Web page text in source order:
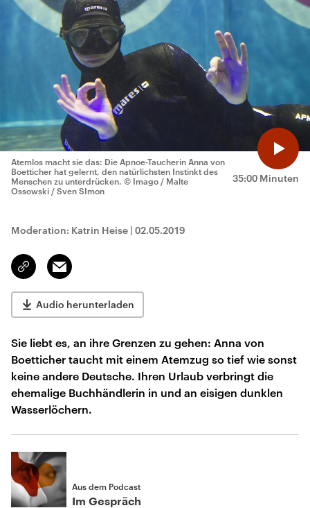
35:00 Minuten
Atemlos macht sie das: Die Apnoe-Taucherin Anna von
Boetticher hat gelernt, den natürlichsten Instinkt des
Menschen zu unterdrücken. © Imago / Malte
Ossowski / Sven SImon
Moderation: Katrin Heise | 02.05.2019
Link
kopieren/teilen
Email
Audio herunterladen
Sie liebt es, an ihre Grenzen zu gehen: Anna von
Boetticher taucht mit einem Atemzug so tief wie sonst
keine andere Deutsche. Ihren Urlaub verbringt die
ehemalige Buchhändlerin in und an eisigen dunklen
Wasserlöchern.
Aus dem Podcast
Im Gespräch